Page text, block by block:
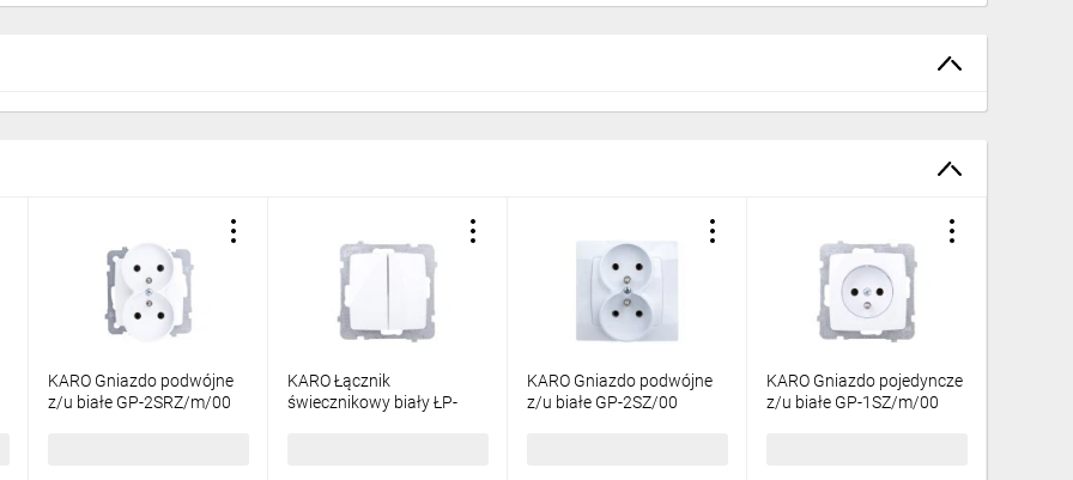
KARO Gniazdo podwójne
z/u białe GP-2SRZ/m/00
KARO Łącznik
świecznikowy biały ŁP-
KARO Gniazdo podwójne
z/u białe GP-2SZ/00
KARO Gniazdo pojedyncze
z/u białe GP-1SZ/m/00